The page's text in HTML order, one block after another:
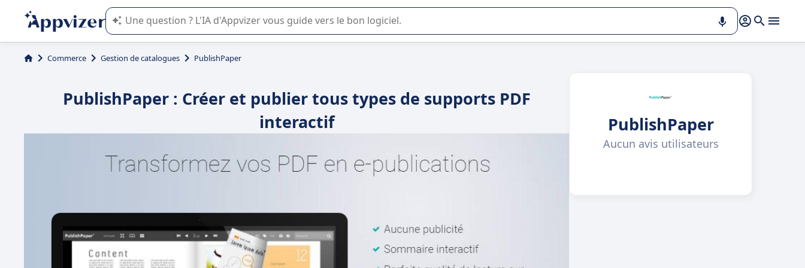
L'IA de Appvizer vous guide dans l'utilisation ou la sélection de logiciel SaaS en entreprise.
Commerce Gestion de catalogues PublishPaper
PublishPaper : Créer et publier tous types de supports PDF
interactif
PublishPaper
Aucun avis utilisateurs